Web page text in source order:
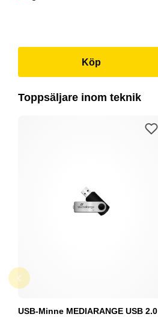
Köp
Toppsäljare inom teknik
USB-Minne MEDIARANGE USB 2.0